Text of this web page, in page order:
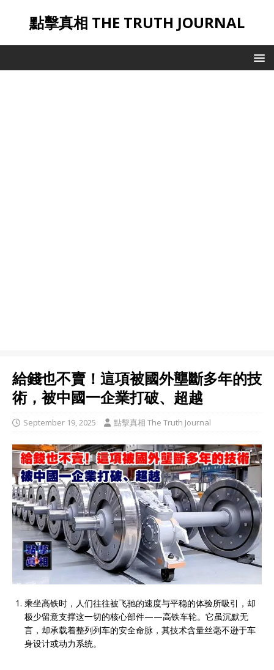
點擊真相 THE TRUTH JOURNAL
給錢也不賣！這項被國外壟斷多年的技
術，被中國一企業打破、超越
September 19, 2025 點擊真相 The Truth Journal
乘坐高铁时，人们往往被飞驰的速度与平稳的体验所吸引，却
极少留意支撑这一切的核心部件——高铁车轮。它虽沉默无
言，却承载着整列列车的安全命脉，其技术含量丝毫不逊于车
身设计或动力系统。